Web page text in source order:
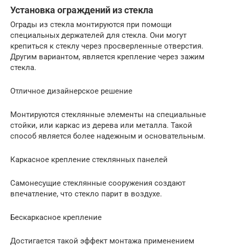
Установка ограждений из стекла
Ограды из стекла монтируются при помощи
специальных держателей для стекла. Они могут
крепиться к стеклу через просверленные отверстия.
Другим вариантом, является крепление через зажим
стекла.
Отличное дизайнерское решение
Монтируются стеклянные элементы на специальные
стойки, или каркас из дерева или металла. Такой
способ является более надежным и основательным.
Каркасное крепление стеклянных панелей
Самонесущие стеклянные сооружения создают
впечатление, что стекло парит в воздухе.
Бескаркасное крепление
Достигается такой эффект монтажа применением